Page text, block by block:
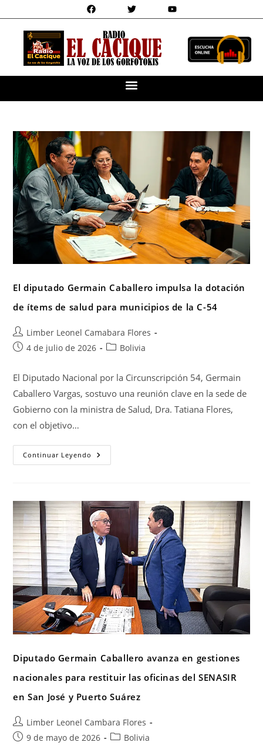
El diputado Germain Caballero impulsa la dotación
de ítems de salud para municipios de la C-54
Limber Leonel Camabara Flores
4 de julio de 2026
Bolivia
El Diputado Nacional por la Circunscripción 54, Germain
Caballero Vargas, sostuvo una reunión clave en la sede de
Gobierno con la ministra de Salud, Dra. Tatiana Flores,
con el objetivo…
Continuar Leyendo
Diputado Germain Caballero avanza en gestiones
nacionales para restituir las oficinas del SENASIR
en San José y Puerto Suárez
Limber Leonel Cambara Flores
9 de mayo de 2026
Bolivia